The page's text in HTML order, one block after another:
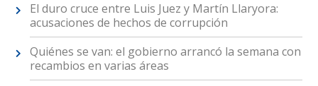
El duro cruce entre Luis Juez y Martín Llaryora:
acusaciones de hechos de corrupción
Quiénes se van: el gobierno arrancó la semana con
recambios en varias áreas